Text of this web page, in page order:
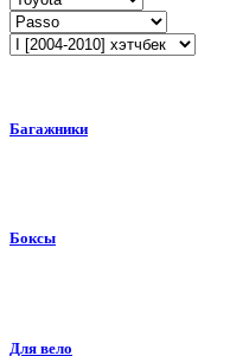
Багажники
Боксы
Для вело